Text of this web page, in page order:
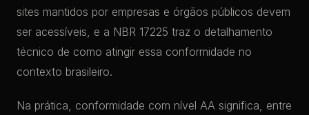
sites mantidos por empresas e órgãos públicos devem
ser acessíveis, e a NBR 17225 traz o detalhamento
técnico de como atingir essa conformidade no
contexto brasileiro.
Na prática, conformidade com nível AA significa, entre